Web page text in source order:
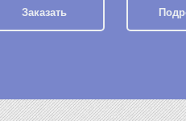
Заказать